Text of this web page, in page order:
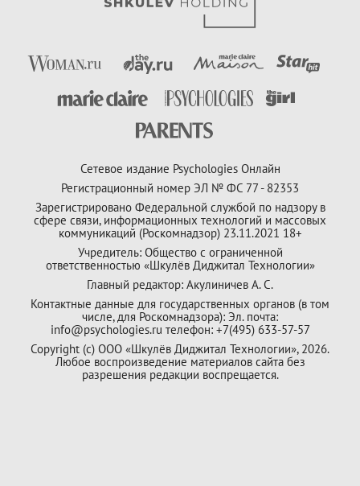
Сетевое издание Psychologies Онлайн
Регистрационный номер ЭЛ № ФС 77 - 82353
Зарегистрировано Федеральной службой по надзору в
сфере связи, информационных технологий и массовых
коммуникаций (Роскомнадзор) 23.11.2021 18+
Учредитель: Общество с ограниченной
ответственностью «Шкулёв Диджитал Технологии»
Главный редактор: Акулиничев А. С.
Контактные данные для государственных органов (в том
числе, для Роскомнадзора): Эл. почта:
info@psychologies.ru телефон: +7(495) 633-57-57
Copyright (с) ООО «Шкулёв Диджитал Технологии», 2026.
Любое воспроизведение материалов сайта без
разрешения редакции воспрещается.